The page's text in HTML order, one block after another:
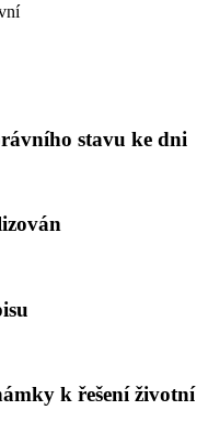
stavu ke dni
k řešení životní